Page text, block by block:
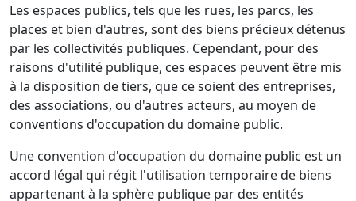
Les espaces publics, tels que les rues, les parcs, les
places et bien d'autres, sont des biens précieux détenus
par les collectivités publiques. Cependant, pour des
raisons d'utilité publique, ces espaces peuvent être mis
à la disposition de tiers, que ce soient des entreprises,
des associations, ou d'autres acteurs, au moyen de
conventions d'occupation du domaine public.
Une convention d'occupation du domaine public est un
accord légal qui régit l'utilisation temporaire de biens
appartenant à la sphère publique par des entités